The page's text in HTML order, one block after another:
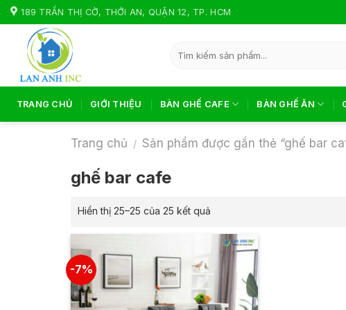
Skip
to
content
189 TRẦN THỊ CỜ, THỚI AN, QUẬN 12, TP. HCM
kiếm:
TRANG CHỦ GIỚI THIỆU BÀN GHẾ CAFE BÀN GHẾ ĂN
Trang chủ / Sản phẩm được gắn thẻ “ghế bar
ghế bar cafe
Hiển thị 25–25 của 25 kết quả
-7%